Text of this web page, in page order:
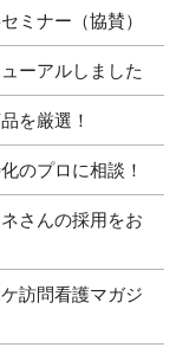
ミナー（協賛）
ーアルしました
を厳選！
のプロに相談！
さんの採用をお
訪問看護マガジ